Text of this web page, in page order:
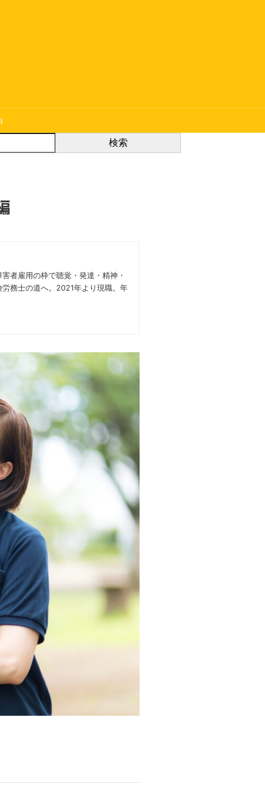
検索
者雇用の枠で聴覚・発達・精神・
務士の道へ。2021年より現職。年